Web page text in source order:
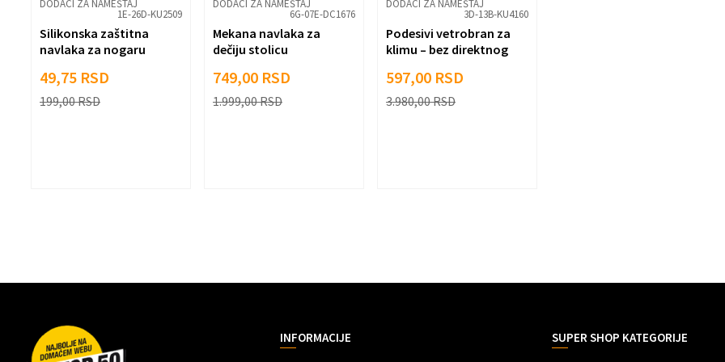
Pošalji
DODACI ZA NAMEŠTAJ
1E-26D-KU2509
Silikonska zaštitna
navlaka za nogaru
49,75 RSD
199,00RSD
DODACI ZA NAMEŠTAJ
6G-07E-DC1676
Mekana navlaka za
dečiju stolicu
749,00 RSD
1.999,00RSD
DODACI ZA NAMEŠTAJ
3D-13B-KU4160
Podesivi vetrobran za
klimu – bez direktnog
597,00 RSD
3.980,00RSD
INFORMACIJE SUPER SHOP KATEGORIJE